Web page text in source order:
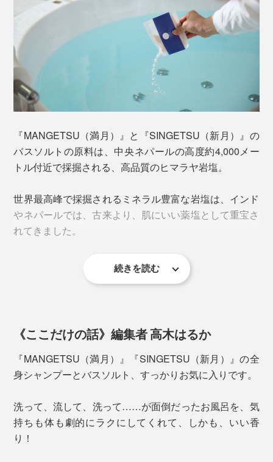
グリーンや果実、花の天然精油で作られたほのかな香り
は、自然に包まれるようなやさしさ。
ヒマラヤ岩塩のミネラル豊富な湯に浸かれば、体中のめ
ぐりがよくなって、ホッカホカに。
こんなリフレッシュできるギフトは、めずらしいでしょ
う。
そもそも香りといえば、どうしても「女性向け」「香り
ありました。
『MANGETSU（満月）』『SINGETSU（新月）』は、
『MANGETSU（満月）』と『SINGETSU（新月）』の
バスソルトの原料は、中央ネパールの高度約4,000メー
トル付近で採掘される、高品質のヒマラヤ岩塩。
世界最高峰で採掘されるミネラル豊富な岩塩は、インド
やネパールでは、古来より、肌にいい薬塩として重宝さ
れてきました。
『MANGETSU（満月）』はピンクソルトを、
続きを読む
《ここだけの話》編集者 高木はるか
『MANGETSU（満月）』『SINGETSU（新月）』の全
身シャンプーとバスソルト、すっかりお気に入りです。
洗って、流して、洗って……が面倒だったお風呂を、気
持ちも体も劇的にラクにしてくれて、しかも、いい香
り！